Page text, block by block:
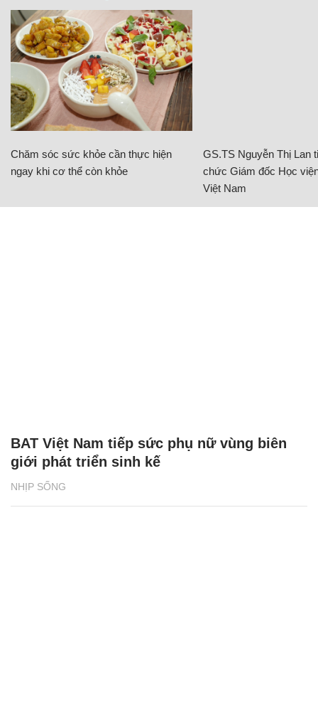
Chăm sóc sức khỏe cần thực hiện
ngay khi cơ thể còn khỏe
GS.TS Nguyễn Thị Lan
chức Giám đốc Học
Việt Nam
NHỊP SỐNG
BAT Việt Nam tiếp sức phụ nữ vùng biên
giới phát triển sinh kế